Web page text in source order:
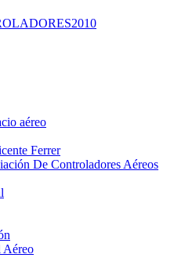
aéreo
Ferrer
De Controladores Aéreos
Aéreo